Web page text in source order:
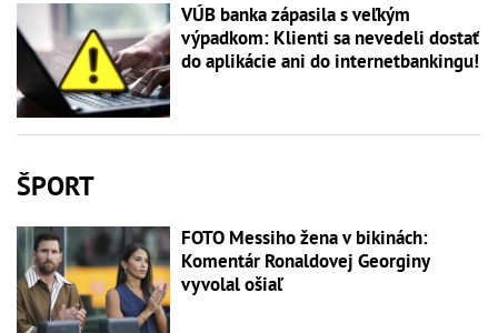
VÚB banka zápasila s veľkým
výpadkom: Klienti sa nevedeli dostať
do aplikácie ani do internetbankingu!
ŠPORT
FOTO Messiho žena v bikinách:
Komentár Ronaldovej Georginy
vyvolal ošiaľ